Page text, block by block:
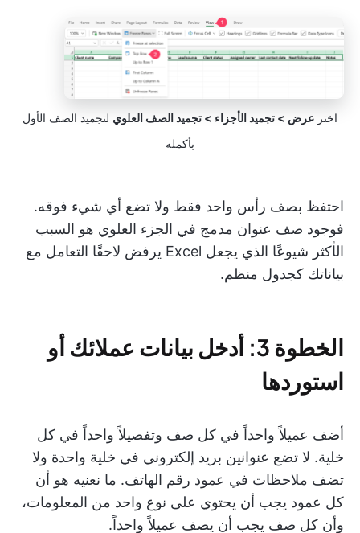
اختر عرض > تجميد الأجزاء > تجميد الصف العلوي لتجميد الصف الأول
بأكمله
احتفظ بصف رأس واحد فقط ولا تضع أي شيء فوقه.
فوجود صف عنوان مدمج في الجزء العلوي هو السبب
الأكثر شيوعًا الذي يجعل Excel يرفض لاحقًا التعامل مع
بياناتك كجدول منظم.
الخطوة 3: أدخل بيانات عملائك أو
استوردها
أضف عميلاً واحداً في كل صف وتفصيلاً واحداً في كل
خلية. لا تضع عنوانين بريد إلكتروني في خلية واحدة ولا
تضف ملاحظات في عمود رقم الهاتف. ما نعنيه هو أن
كل عمود يجب أن يحتوي على نوع واحد من المعلومات،
وأن كل صف يجب أن يصف عميلاً واحداً.